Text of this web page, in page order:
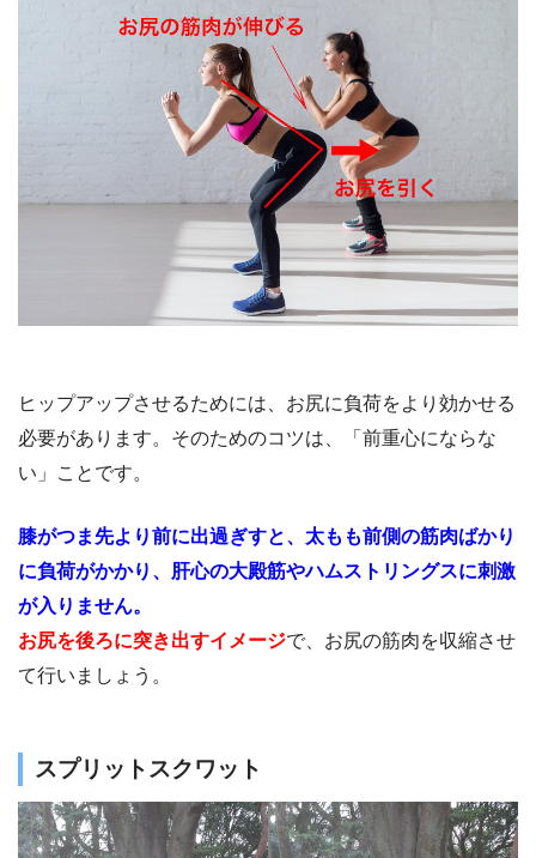
ヒップアップさせるためには、お尻に負荷をより効かせる
必要があります。そのためのコツは、「前重心にならな
い」ことです。
膝がつま先より前に出過ぎすと、太もも前側の筋肉ばかり
に負荷がかかり、肝心の大殿筋やハムストリングスに刺激
が入りません。
お尻を後ろに突き出すイメージで、お尻の筋肉を収縮させ
て行いましょう。
スプリットスクワット